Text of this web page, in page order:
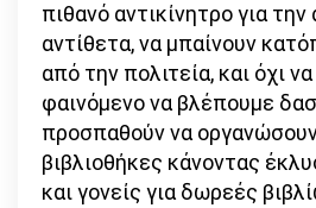
πιθανό αντικίνητρο για
αντίθετα, να μπαίνουν
από την πολιτεία, και όχι
φαινόμενο να βλέπουμε
προσπαθούν να
βιβλιοθήκες κάνοντας
και γονείς για δωρεές